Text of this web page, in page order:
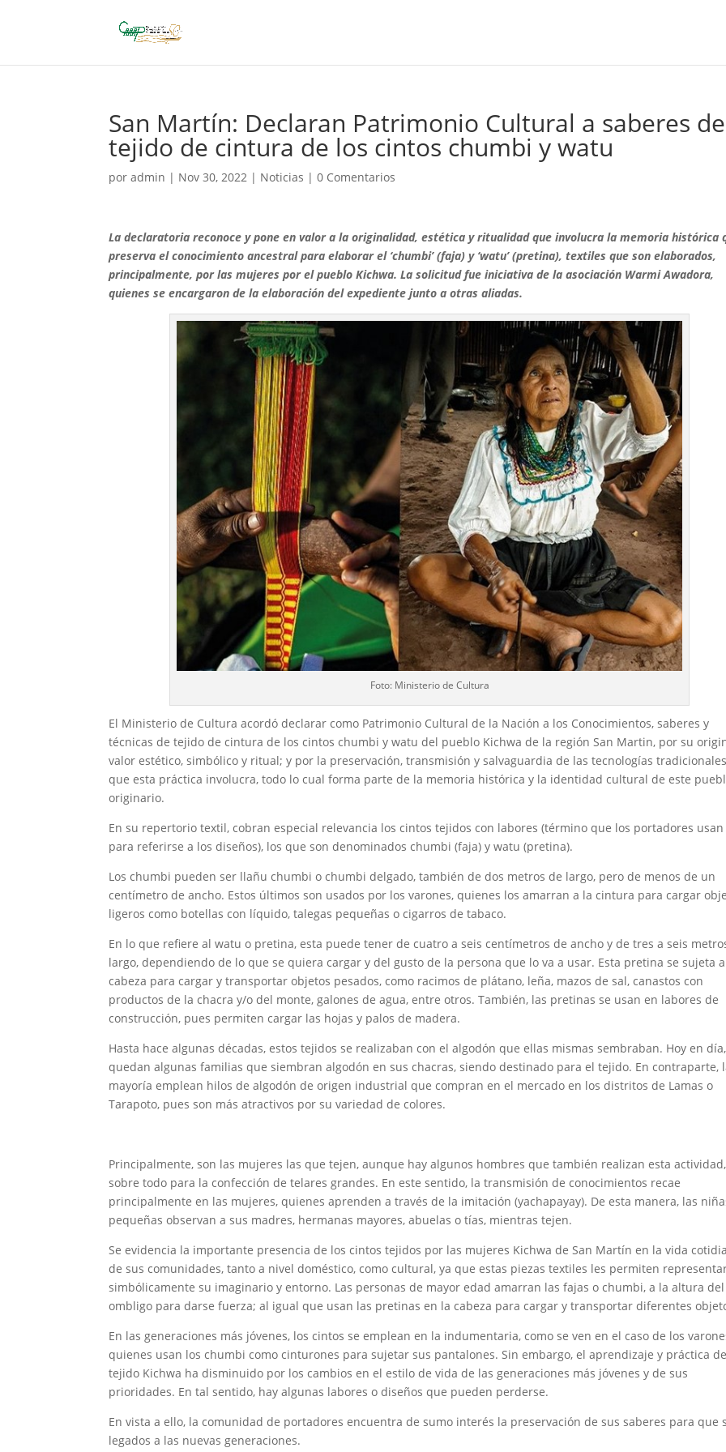
San Martín: Declaran Patrimonio Cultural a saberes
tejido de cintura de los cintos chumbi y watu
poradmin | Nov 30, 2022 | Noticias |0 Comentarios
La declaratoria reconoce y pone en valor a la originalidad, estética y ritualidad que involucra la memoria histórica
preserva el conocimiento ancestral para elaborar el ‘chumbi’ (faja) y ‘watu’ (pretina), textiles que son elaborados,
principalmente, por las mujeres por el pueblo Kichwa.La solicitud fue iniciativa de la asociación Warmi Awadora,
quienes se encargaron de la elaboración del expediente junto a otras aliadas.
Foto: Ministerio de Cultura
El Ministerio de Cultura acordó declarar como Patrimonio Cultural de la Nación a los Conocimientos, saberes y
técnicas de tejido de cintura de los cintos chumbi y watu del pueblo Kichwa de la región San Martin, por su
valor estético, simbólico y ritual; y por la preservación, transmisión y salvaguardia de las tecnologías tradicionales
que esta práctica involucra, todo lo cual forma parte de la memoria histórica y la identidad cultural de este
originario.
En su repertorio textil, cobran especial relevancia los cintos tejidos con labores (término que los portadores usan
para referirse a los diseños), los que son denominados chumbi (faja) y watu (pretina).
Los chumbi pueden ser llañu chumbi o chumbi delgado, también de dos metros de largo, pero de menos de un
centímetro de ancho. Estos últimos son usados por los varones, quienes los amarran a la cintura para cargar
ligeros como botellas con líquido, talegas pequeñas o cigarros de tabaco.
En lo que refiere al watu o pretina, esta puede tener de cuatro a seis centímetros de ancho y de tres a seis
largo, dependiendo de lo que se quiera cargar y del gusto de la persona que lo va a usar. Esta pretina se sujeta
cabeza para cargar y transportar objetos pesados, como racimos de plátano, leña, mazos de sal, canastos con
productos de la chacra y/o del monte, galones de agua, entre otros. También, las pretinas se usan en labores de
construcción, pues permiten cargar las hojas y palos de madera.
Hasta hace algunas décadas, estos tejidos se realizaban con el algodón que ellas mismas sembraban. Hoy en día,
quedan algunas familias que siembran algodón en sus chacras, siendo destinado para el tejido. En contraparte,
mayoría emplean hilos de algodón de origen industrial que compran en el mercado en los distritos de Lamas o
Tarapoto, pues son más atractivos por su variedad de colores.
Principalmente, son las mujeres las que tejen, aunque hay algunos hombres que también realizan esta actividad,
sobre todo para la confección de telares grandes. En este sentido, la transmisión de conocimientos recae
principalmente en las mujeres, quienes aprenden a través de la imitación (yachapayay). De esta manera, las
pequeñas observan a sus madres, hermanas mayores, abuelas o tías, mientras tejen.
Se evidencia la importante presencia de los cintos tejidos por las mujeres Kichwa de San Martín en la vida
de sus comunidades, tanto a nivel doméstico, como cultural, ya que estas piezas textiles les permiten
simbólicamente su imaginario y entorno. Las personas de mayor edad amarran las fajas o chumbi, a la altura del
ombligo para darse fuerza; al igual que usan las pretinas en la cabeza para cargar y transportar diferentes
En las generaciones más jóvenes, los cintos se emplean en la indumentaria, como se ven en el caso de los
quienes usan los chumbi como cinturones para sujetar sus pantalones. Sin embargo, el aprendizaje y práctica
tejido Kichwa ha disminuido por los cambios en el estilo de vida de las generaciones más jóvenes y de sus
prioridades. En tal sentido, hay algunas labores o diseños que pueden perderse.
En vista a ello, la comunidad de portadores encuentra de sumo interés la preservación de sus saberes para que
legados a las nuevas generaciones.